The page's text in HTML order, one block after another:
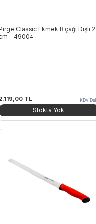
Classic Ekmek Bıçağı Dişli
cm – 49004
2.119,00 TL KDV
Stokta Yok